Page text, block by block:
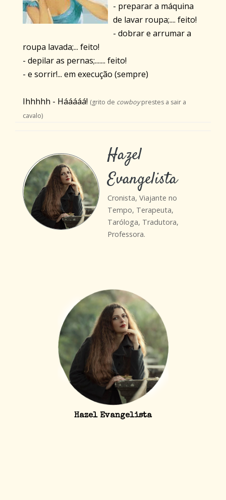
- preparar a máquina
de lavar roupa;.... feito!
- dobrar e arrumar a
roupa lavada;... feito!
- depilar as pernas;....... feito!
- e sorrir!... em execução (sempre)
Ihhhhh - Hááááá! (grito de cowboyprestes a sair a
cavalo)
Hazel
Evangelista
Cronista, Viajante no
Tempo, Terapeuta,
Taróloga, Tradutora,
Professora.
Hazel Evangelista